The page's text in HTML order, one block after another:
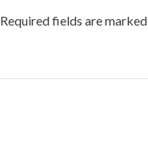
Required fields are marked